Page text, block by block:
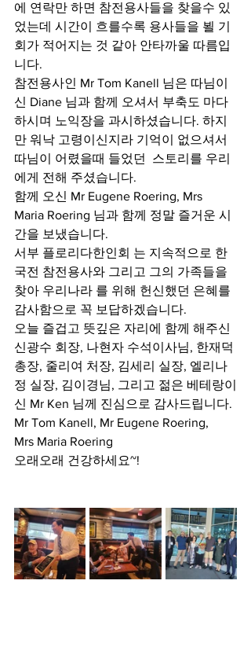
에 연락만 하면 참전용사들을 찾을수 있
었는데 시간이 흐를수록 용사들을 뵐 기
회가 적어지는 것 같아 안타까울 따름입
니다.
참전용사인 Mr Tom Kanell 님은 따님이
신 Diane 님과 함께 오셔서 부축도 마다
하시며 노익장을 과시하셨습니다. 하지
만 워낙 고령이신지라 기억이 없으셔서
따님이 어렸을때 들었던  스토리를 우리
에게 전해 주셨습니다.
함께 오신 Mr Eugene Roering, Mrs
Maria Roering 님과 함께 정말 즐거운 시
간을 보냈습니다.
서부 플로리다한인회 는 지속적으로 한
국전 참전용사와 그리고 그의 가족들을
찾아 우리나라 를 위해 헌신했던 은혜를
감사함으로 꼭 보답하겠습니다.
오늘 즐겁고 뜻깊은 자리에 함께 해주신
신광수 회장, 나현자 수석이사님, 한재덕
총장, 줄리여 처장, 김세리 실장, 엘리나
정 실장, 김이경님, 그리고 젊은 베테랑이
신 Mr Ken 님께 진심으로 감사드립니다.
Mr Tom Kanell, Mr Eugene Roering,
Mrs Maria Roering
오래오래 건강하세요~!